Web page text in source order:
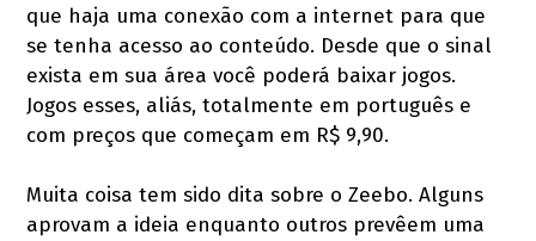
que haja uma conexão com a internet para que
se tenha acesso ao conteúdo. Desde que o sinal
exista em sua área você poderá baixar jogos.
Jogos esses, aliás, totalmente em português e
com preços que começam em R$ 9,90.
Muita coisa tem sido dita sobre o Zeebo. Alguns
aprovam a ideia enquanto outros prevêem uma